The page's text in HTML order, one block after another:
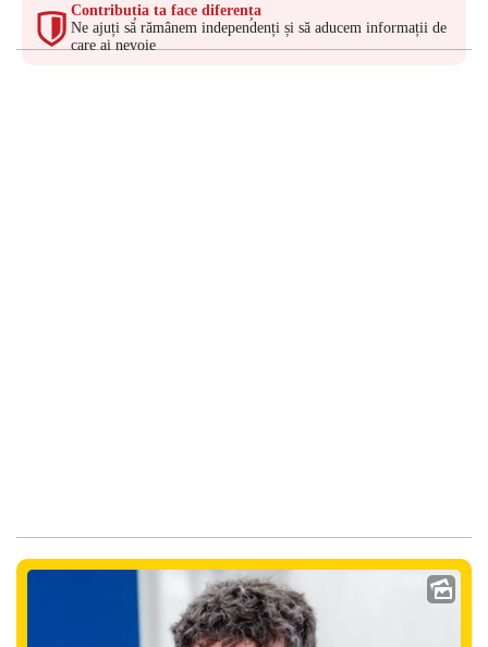
Contribuția ta face diferența
Ne ajuți să rămânem independenți și să aducem informații de
care ai nevoie